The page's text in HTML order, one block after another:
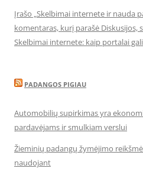
Įrašo „Skelbimai internete ir nauda
komentaras, kurį parašė Diskusijos,
Skelbimai internete: kaip portalai
PADANGOS PIGIAU
Automobilių supirkimas yra
pardavėjams ir smulkiam verslui
Žieminių padangų žymėjimo
naudojant